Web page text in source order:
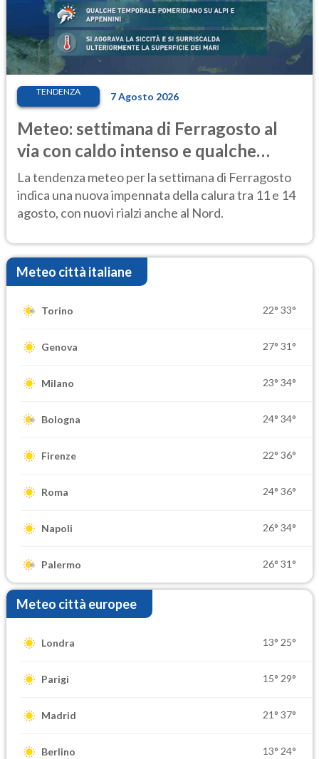
TENDENZA 7 Agosto 2026
Meteo: settimana di Ferragosto al
via con caldo intenso e qualche
temporale
La tendenza meteo per la settimana di Ferragosto
indica una nuova impennata della calura tra 11 e 14
agosto, con nuovi rialzi anche al Nord.
Meteo città italiane
Torino 22° 33°
Genova 27° 31°
Milano 23° 34°
Bologna 24° 34°
Firenze 22° 36°
Roma 24° 36°
Napoli 26° 34°
Palermo 26° 31°
Meteo città europee
Londra 13° 25°
Parigi 15° 29°
Madrid 21° 37°
Berlino 13° 24°